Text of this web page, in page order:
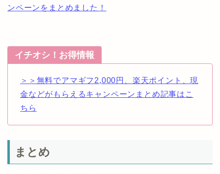
ンペーンをまとめました！
イチオシ！お得情報
＞＞無料でアマギフ2,000円、楽天ポイント、現
金などがもらえるキャンペーンまとめ記事はこ
ちら
まとめ